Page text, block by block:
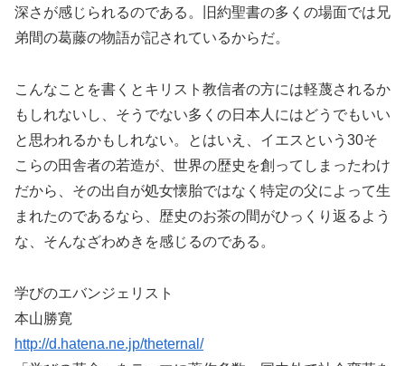
深さが感じられるのである。旧約聖書の多くの場面では兄
弟間の葛藤の物語が記されているからだ。
こんなことを書くとキリスト教信者の方には軽蔑されるか
もしれないし、そうでない多くの日本人にはどうでもいい
と思われるかもしれない。とはいえ、イエスという30そ
こらの田舎者の若造が、世界の歴史を創ってしまったわけ
だから、その出自が処女懐胎ではなく特定の父によって生
まれたのであるなら、歴史のお茶の間がひっくり返るよう
な、そんなざわめきを感じるのである。
学びのエバンジェリスト
本山勝寛
http://d.hatena.ne.jp/theternal/